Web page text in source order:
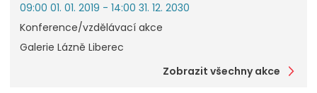
09:00 01. 01. 2019 - 14:00 31. 12. 2030
Konference/vzdělávací akce
Galerie Lázně Liberec
Zobrazit všechny akce